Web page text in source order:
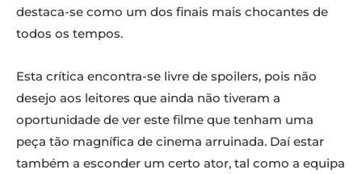
destaca-se como um dos finais mais chocantes de
todos os tempos.
Esta crítica encontra-se livre de spoilers, pois não
desejo aos leitores que ainda não tiveram a
oportunidade de ver este filme que tenham uma
peça tão magnífica de cinema arruinada. Daí estar
também a esconder um certo ator, tal como a equipa